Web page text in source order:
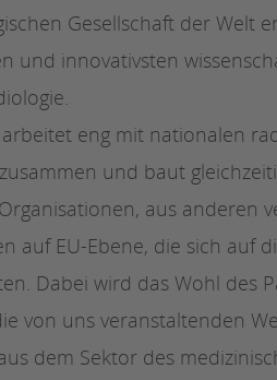
Gesellschaft der Welt
und innovativsten
arbeitet eng mit nationalen
und baut
aus anderen
auf EU-Ebene, die sich auf
Dabei wird das Wohl des
von uns veranstaltenden
dem Sektor des